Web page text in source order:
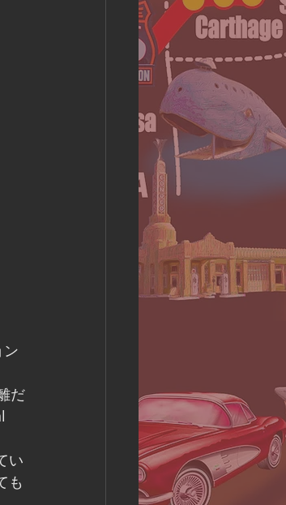
ン
だ
い
も